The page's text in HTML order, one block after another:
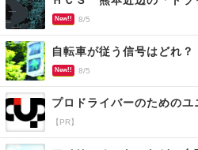
New!! 8/5
New!! 8/5
プロドライバーのためのユ
【PR】